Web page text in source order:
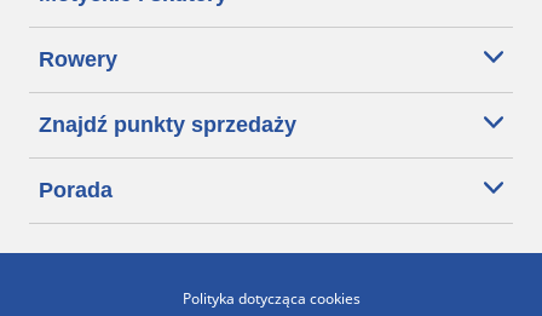
Rowery
Znajdź punkty sprzedaży
Porada
Polityka dotycząca cookies